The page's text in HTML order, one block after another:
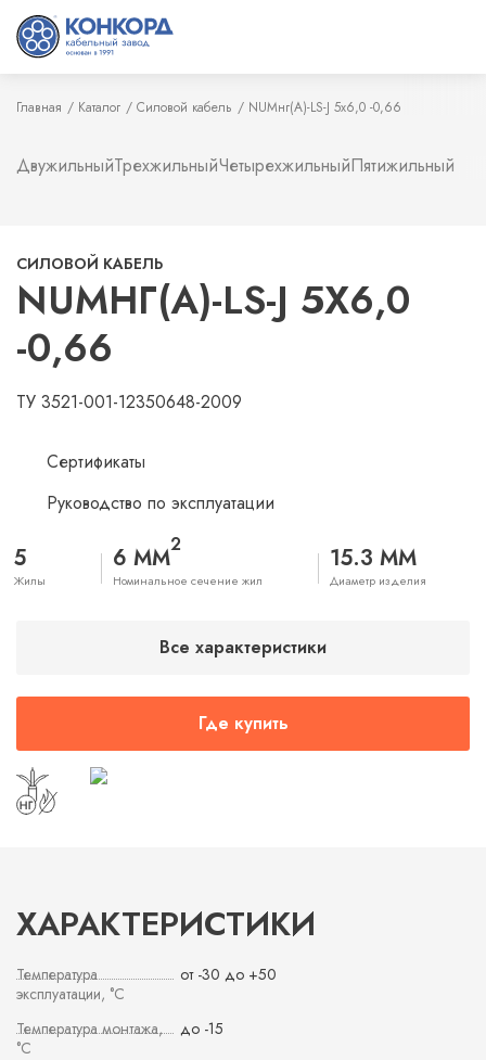
Главная Каталог Силовой кабель NUMнг(А)-LS-J 5х6,0 -0,66
ДвужильныйТрехжильныйЧетырехжильныйПятижильный
СИЛОВОЙ КАБЕЛЬ
NUMНГ(А)-LS-J 5Х6,0
-0,66
ТУ 3521-001-12350648-2009
Сертификаты
Руководство по эксплуатации
5
Жилы
6 ММ2
Номинальное сечение жил
15.3 ММ
Диаметр изделия
Все характеристики
Где купить
ХАРАКТЕРИСТИКИ
Температура
эксплуатации, °С
от -30 до +50
Температура монтажа,
°С
до -15